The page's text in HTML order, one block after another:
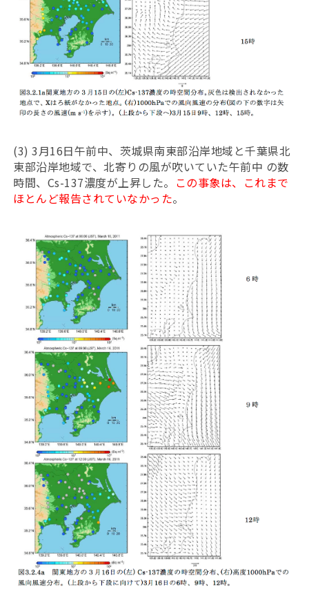
(3) 3月16日午前中、茨城県南東部沿岸地域と千葉県北
東部沿岸地域で、北寄りの風が吹いていた午前中 の数
時間、Cs-137濃度が上昇した。 この事象は、これまで
ほとんど報告されていなかった。